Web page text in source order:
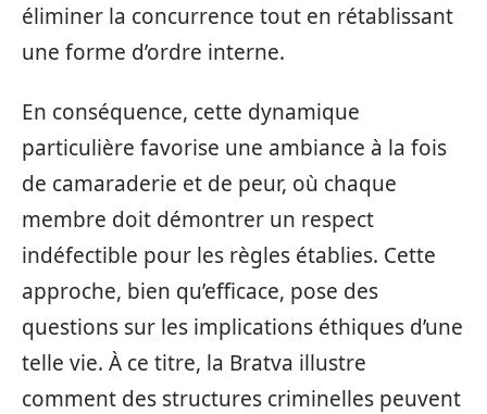
éliminer la concurrence tout en rétablissant
une forme d’ordre interne.
En conséquence, cette dynamique
particulière favorise une ambiance à la fois
de camaraderie et de peur, où chaque
membre doit démontrer un respect
indéfectible pour les règles établies. Cette
approche, bien qu’efficace, pose des
questions sur les implications éthiques d’une
telle vie. À ce titre, la Bratva illustre
comment des structures criminelles peuvent